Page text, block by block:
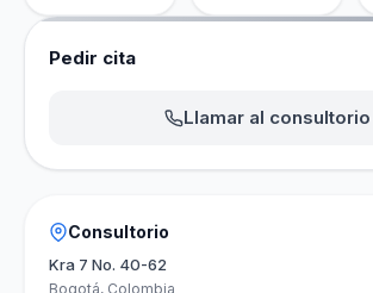
Pedir cita
Llamar al consultorio
Consultorio
Kra 7 No. 40-62
Bogotá, Colombia